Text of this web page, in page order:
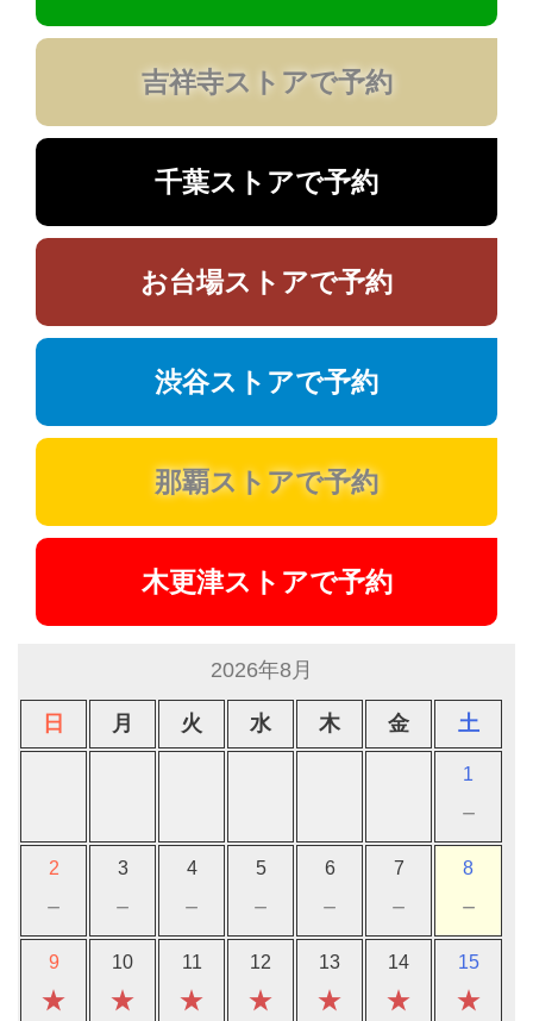
吉祥寺ストアで予約
千葉ストアで予約
お台場ストアで予約
渋谷ストアで予約
那覇ストアで予約
木更津ストアで予約
2026年8月
日 月 火 水 木 金 土
1
－
2
－
3
－
4
－
5
－
6
－
7
－
8
－
9
★
10
★
11
★
12
★
13
★
14
★
15
★